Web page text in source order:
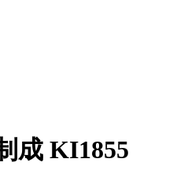
成 KI1855